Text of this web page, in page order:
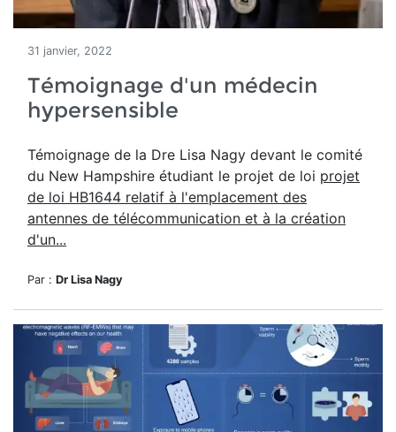
31 janvier, 2022
Témoignage d'un médecin
hypersensible
Témoignage de la Dre Lisa Nagy devant le comité
du New Hampshire étudiant le projet de loi projet
de loi HB1644 relatif à l'emplacement des
antennes de télécommunication et à la création
d'un...
Par : Dr Lisa Nagy